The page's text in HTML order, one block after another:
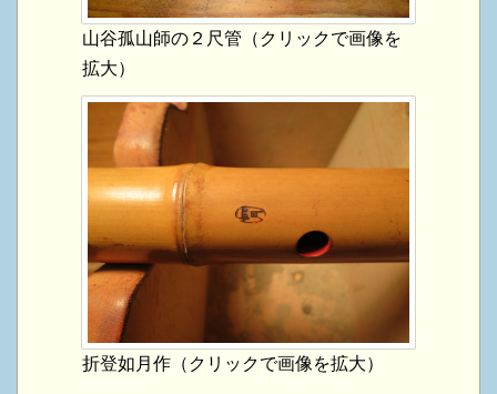
山谷孤山師の２尺管（クリックで画像を
拡大）
折登如月作（クリックで画像を拡大）